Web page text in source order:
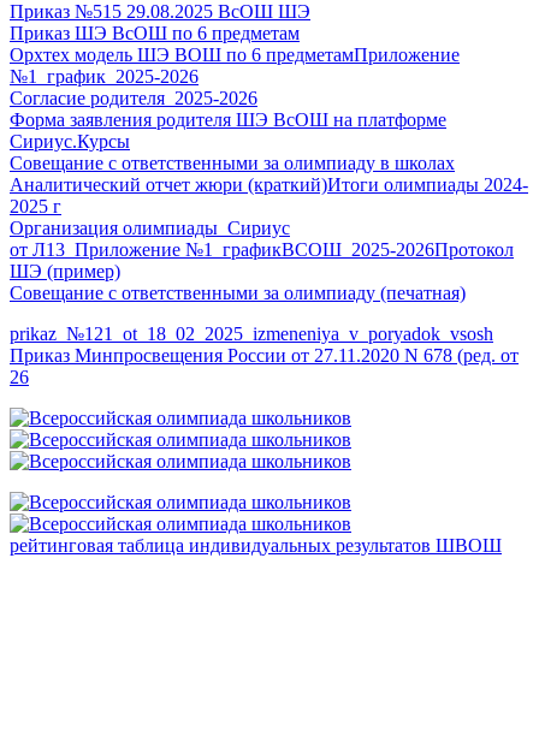
Приказ №515 29.08.2025 ВсОШ ШЭ
Приказ ШЭ ВсОШ по 6 предметам
Орхтех модель ШЭ ВОШ по 6 предметамПриложение
№1_график_2025-2026
Согласие родителя_2025-2026
Форма заявления родителя ШЭ ВсОШ на платформе
Сириус.Курсы
Совещание с ответственными за олимпиаду в школах
Аналитический отчет жюри (краткий)Итоги олимпиады 2024-
2025 г
Организация олимпиады_Сириус
от Л13_Приложение №1_графикВСОШ_2025-2026Протокол
ШЭ (пример)
Совещание с ответственными за олимпиаду (печатная)
prikaz_№121_ot_18_02_2025_izmeneniya_v_poryadok_vsosh
Приказ Минпросвещения России от 27.11.2020 N 678 (ред. от
26
рейтинговая таблица индивидуальных результатов ШВОШ